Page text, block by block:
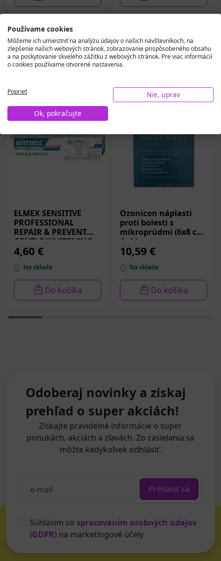
Vybrali sme pre vás
ELMEX SENSITIVE
PROFESSIONAL
REPAIR & PREVENT
GENTLE WHITENING,
zubná pasta 75 ml
4,60 €
Na sklade
Do košíka
Ozonicon náplasti
proti bolesti s
mikroprúdmi (6x8 cm)
1x4 ks
10,59 €
Na sklade
Do košíka
Odoberaj novinky a získaj
prehľad o super akciách!
Získajte pravidelné informácie o super
ponukách, akciách a zľavách. Zo zasielania sa
môžte kedykoľvek odhlásiť.
Prihlásiť sa
Súhlasím so spracovaním osobných údajov
(GDPR) na marketingové účely
Používame cookies
Môžeme ich umiestniť na analýzu údajov o našich návštevníkoch, na
zlepšenie našich webových stránok, zobrazovanie prispôsobeného obsahu
a na poskytovanie skvelého zážitku z webových stránok. Pre viac informácií
o cookies používame otvorené nastavenia.
Poprieť
Nie, uprav
Ok, pokračujte